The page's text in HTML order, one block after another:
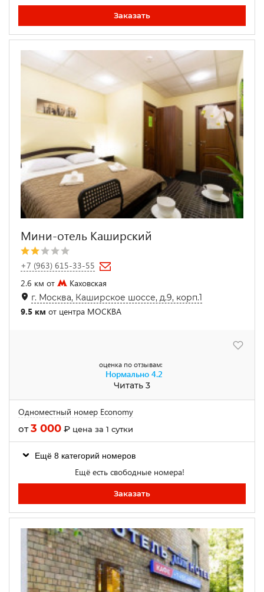
Заказать
Мини-отель Каширский
+7 (963) 615-33-55
2.6 км от
Каховская
г. Москва, Каширское шоссе, д.9, корп.1
9.5 км от центра МОСКВА
оценка по отзывам:
Нормально 4.2
Читать 3
Одноместный номер Economy
от3 000 ₽ цена за 1 сутки
Ещё 8 категорий номеров
Ещё есть свободные номера!
Заказать